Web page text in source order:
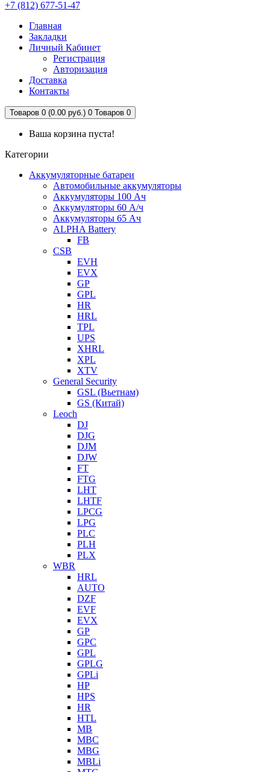
+7 (812) 677-51-47
Главная
Закладки
Личный Кабинет
Регистрация
Авторизация
Доставка
Контакты
Товаров 0 (0.00 руб.) 0 Товаров 0
Ваша корзина пуста!
Категории
Аккумуляторные батареи
Автомобильные аккумуляторы
Аккумуляторы 100 Ач
Аккумуляторы 60 А/ч
Аккумуляторы 65 Ач
ALPHA Battery
FB
CSB
EVH
EVX
GP
GPL
HR
HRL
TPL
UPS
XHRL
XPL
XTV
General Security
GSL (Вьетнам)
GS (Китай)
Leoch
DJ
DJG
DJM
DJW
FT
FTG
LHT
LHTF
LPCG
LPG
PLC
PLH
PLX
WBR
HRL
AUTO
DZF
EVF
EVX
GP
GPC
GPL
GPLG
GPLi
HP
HPS
HR
HTL
MB
MBC
MBG
MBLi